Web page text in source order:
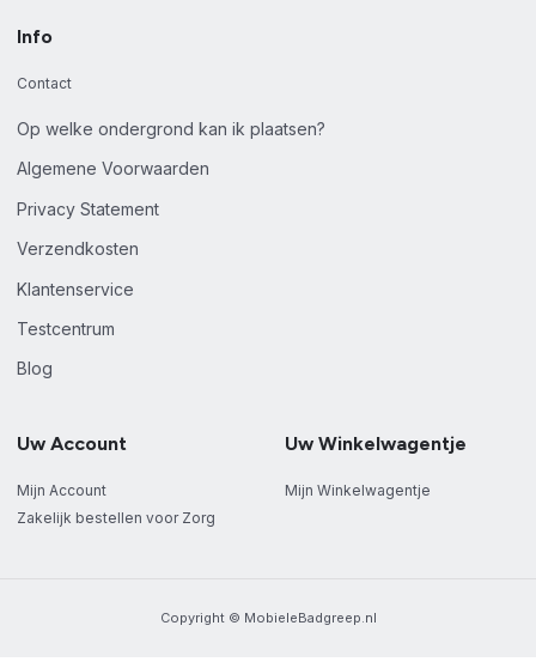
Info
Contact
Op welke ondergrond kan ik plaatsen?
Algemene Voorwaarden
Privacy Statement
Verzendkosten
Klantenservice
Testcentrum
Blog
Uw Account
Mijn Account
Zakelijk bestellen voor Zorg
Uw Winkelwagentje
Mijn Winkelwagentje
Copyright © MobieleBadgreep.nl